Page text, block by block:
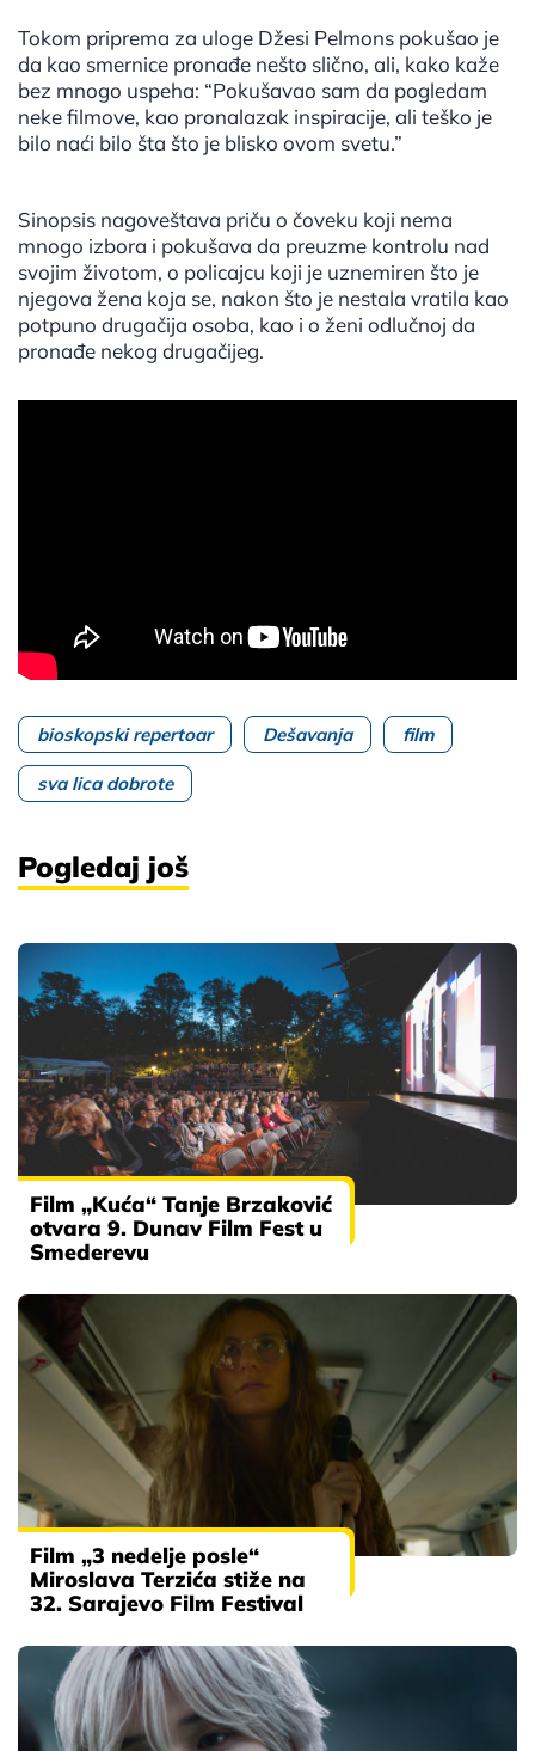
Tokom priprema za uloge Džesi Pelmons pokušao je
da kao smernice pronađe nešto slično, ali, kako kaže
bez mnogo uspeha: “Pokušavao sam da pogledam
neke filmove, kao pronalazak inspiracije, ali teško je
bilo naći bilo šta što je blisko ovom svetu.”
Sinopsis nagoveštava priču o čoveku koji nema
mnogo izbora i pokušava da preuzme kontrolu nad
svojim životom, o policajcu koji je uznemiren što je
njegova žena koja se, nakon što je nestala vratila kao
potpuno drugačija osoba, kao i o ženi odlučnoj da
pronađe nekog drugačijeg.
bioskopski repertoar Dešavanja film
sva lica dobrote
Pogledaj još
Film „Kuća“ Tanje Brzaković
otvara 9. Dunav Film Fest u
Smederevu
Film „3 nedelje posle“
Miroslava Terzića stiže na
32. Sarajevo Film Festival